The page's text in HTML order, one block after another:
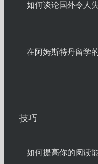
如何谈论国外令人
在阿姆斯特丹留学
技巧
如何提高你的阅读